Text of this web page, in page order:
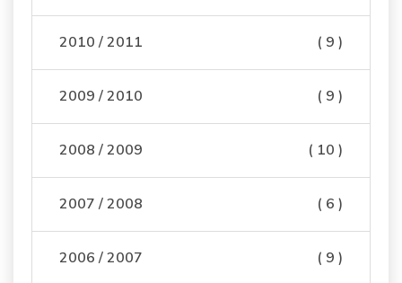
2010 / 2011 ( 9 )
2009 / 2010 ( 9 )
2008 / 2009 ( 10 )
2007 / 2008 ( 6 )
2006 / 2007 ( 9 )